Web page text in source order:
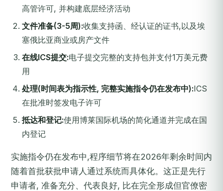
高管许可, 并构建底层经济活动
文件准备(3-5周):收集支持函、经认证的证书,以及埃
塞俄比亚商业或房产文件
在线ICS提交:电子提交完整的支持包并支付1万美元费
用
处理(时间表为指示性, 完整实施指令仍在发布中):ICS
在批准时签发电子许可
抵达和登记:使用博莱国际机场的简化通道并完成在国
内登记
实施指令仍在发布中,程序细节将在2026年剩余时间内
随着首批获批申请人通过系统而具体化。这正是先行
申请者, 准备充分、代表良好, 比在完全形成但官僚密